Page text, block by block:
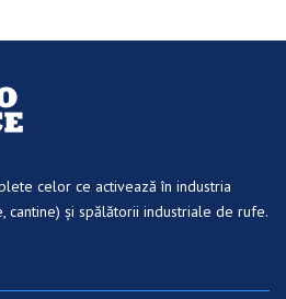
celor ce activează în industria
cantine) și spălătorii industriale de rufe.